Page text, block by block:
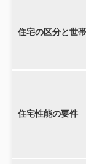
住宅の区分と世
住宅性能の要件